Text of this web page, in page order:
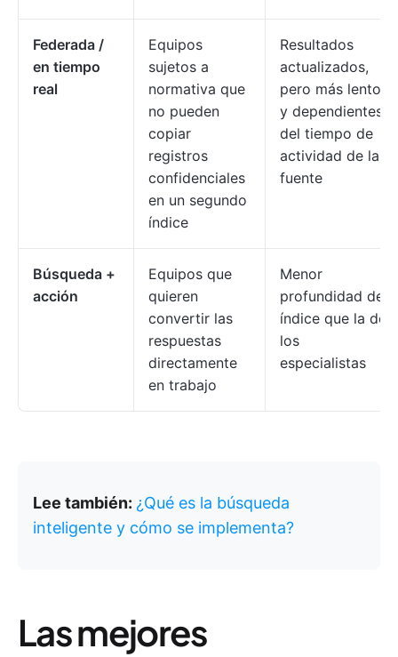
Federada /
en tiempo
real
Equipos
sujetos a
normativa que
no pueden
copiar
registros
confidenciales
en un segundo
índice
Resultados
actualizados,
pero más lentos
y dependientes
del tiempo de
actividad de la
fuente
Búsqueda +
acción
Equipos que
quieren
convertir las
respuestas
directamente
en trabajo
Menor
profundidad de
índice que la de
los
especialistas
Lee también: ¿Qué es la búsqueda
inteligente y cómo se implementa?
Las mejores